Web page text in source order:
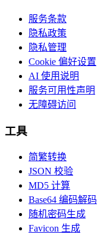
服务条款
隐私政策
隐私管理
Cookie 偏好设置
AI 使用说明
服务可用性声明
无障碍访问
工具
简繁转换
JSON 校验
MD5 计算
Base64 编码解码
随机密码生成
Favicon 生成